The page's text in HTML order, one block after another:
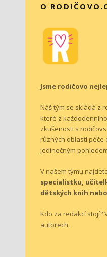
O
Jsme rodičovo
Náš tým se skládá z
které z
zkušenosti s
různých oblastí péče
jedinečným
V našem týmu
specialistku,
dětských knih
Kdo za redakcí stojí?
autorech.